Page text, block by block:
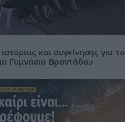
και συγκίνησης για το
Γυμνάσιο Βροντάδου